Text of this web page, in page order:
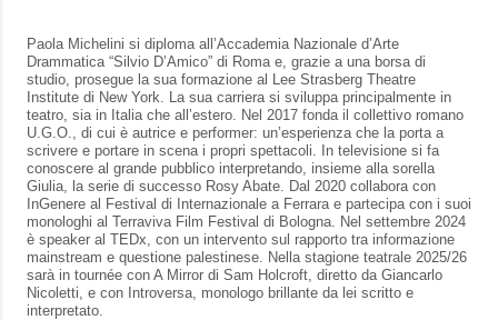
Paola Michelini si diploma all’Accademia Nazionale d’Arte
Drammatica “Silvio D’Amico” di Roma e, grazie a una borsa di
studio, prosegue la sua formazione al Lee Strasberg Theatre
Institute di New York. La sua carriera si sviluppa principalmente in
teatro, sia in Italia che all’estero. Nel 2017 fonda il collettivo romano
U.G.O., di cui è autrice e performer: un’esperienza che la porta a
scrivere e portare in scena i propri spettacoli. In televisione si fa
conoscere al grande pubblico interpretando, insieme alla sorella
Giulia, la serie di successo Rosy Abate. Dal 2020 collabora con
InGenere al Festival di Internazionale a Ferrara e partecipa con i suoi
monologhi al Terraviva Film Festival di Bologna. Nel settembre 2024
è speaker al TEDx, con un intervento sul rapporto tra informazione
mainstream e questione palestinese. Nella stagione teatrale 2025/26
sarà in tournée con A Mirror di Sam Holcroft, diretto da Giancarlo
Nicoletti, e con Introversa, monologo brillante da lei scritto e
interpretato.